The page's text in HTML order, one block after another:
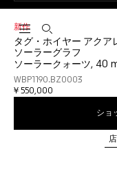
検索画面を開く
新作
タグ・ホイヤー アク
ソーラーグラフ
ソーラークォーツ, 40
WBP1190.BZ0003
¥ 550,000
ショ